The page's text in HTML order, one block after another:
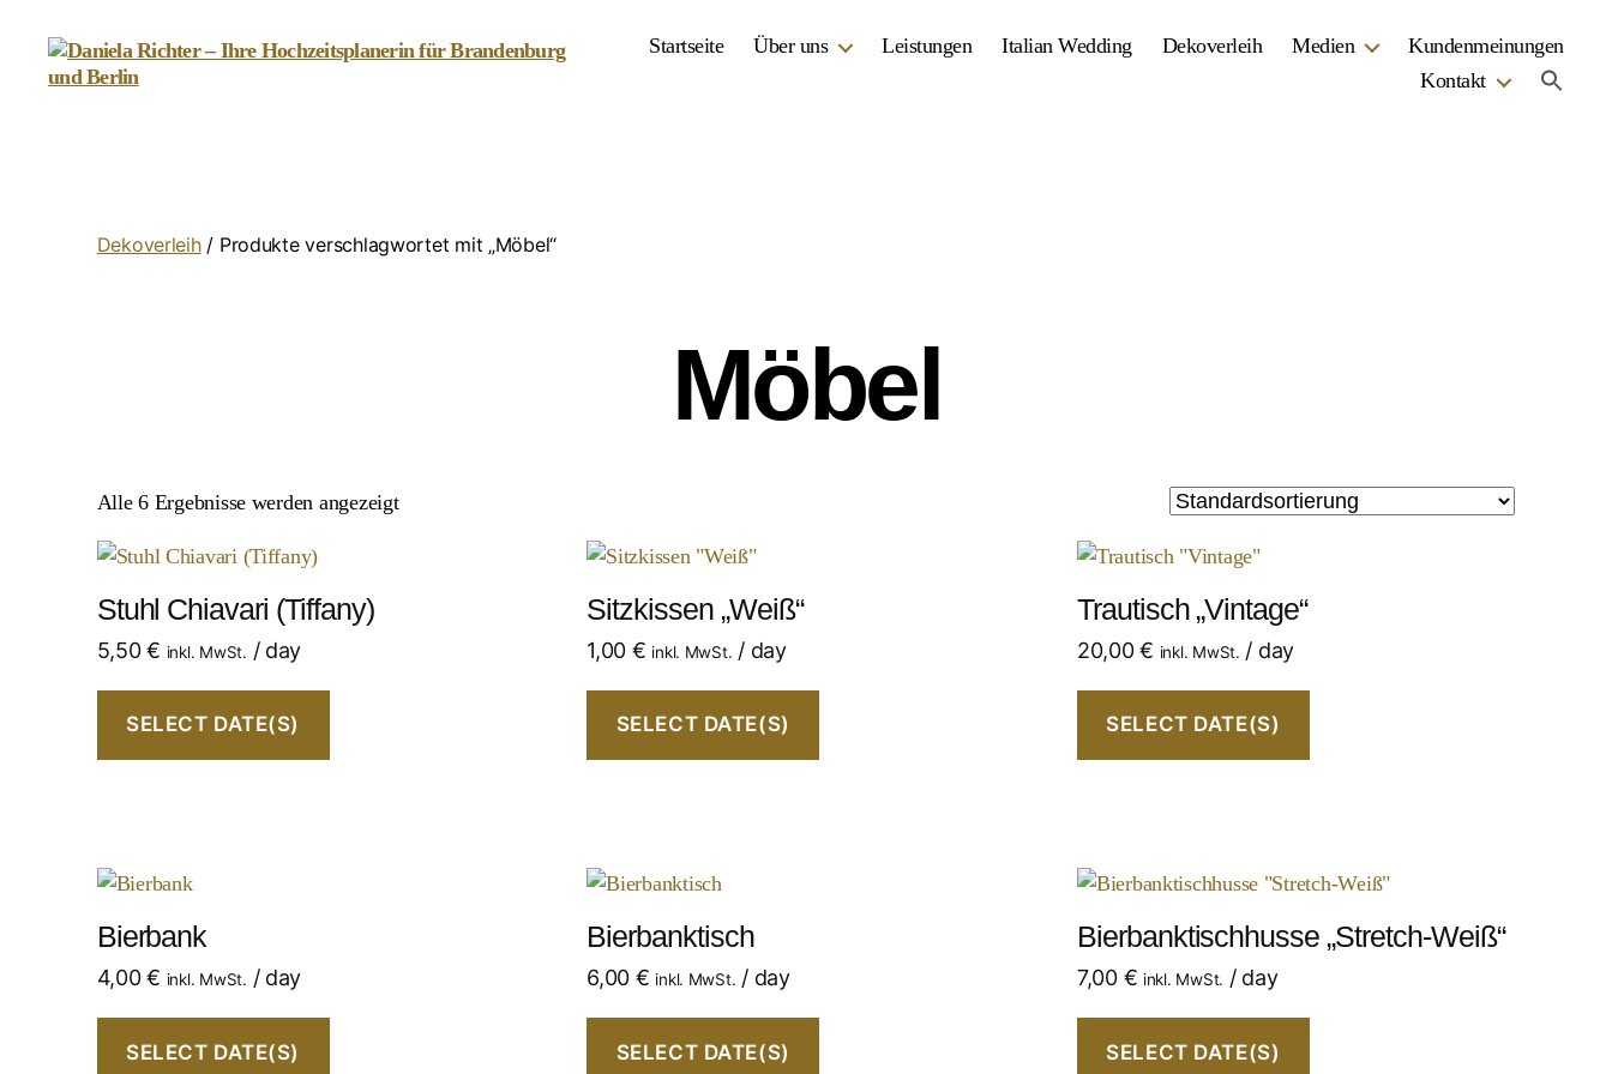
Brandenburg
Startseite Über uns Leistungen Italian Wedding Dekoverleih Medien
Kundenmeinungen
Kontakt
Dekoverleih/ Produkte verschlagwortet mit „Möbel“
Möbel
Alle 6 Ergebnisse werden angezeigt
Stuhl Chiavari (Tiffany)
5,50€ inkl. MwSt. / day
SELECT DATE(S)
Sitzkissen „Weiß“
1,00 € inkl. MwSt. / day
SELECT DATE(S)
Trautisch „Vintage“
20,00€ inkl. MwSt. / day
SELECT DATE(S)
Bierbank
4,00€ inkl. MwSt. / day
SELECT DATE(S)
Bierbanktisch
6,00 € inkl. MwSt. / day
SELECT DATE(S)
Bierbanktischhusse „Stretch-Weiß“
7,00 € inkl. MwSt. / day
SELECT DATE(S)